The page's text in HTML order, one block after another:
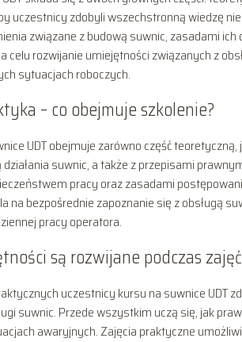
uczestnicy zdobyli wszechstronną wiedzę
związane z budową suwnic, zasadami
celu rozwijanie umiejętności związanych z
sytuacjach roboczych.
– co obejmuje szkolenie?
UDT obejmuje zarówno część
suwnic, a także z przepisami
pracy oraz zasadami
na bezpośrednie zapoznanie się z obsługą
pracy operatora.
są rozwijane podczas
uczestnicy kursu na suwnice UDT
suwnic. Przede wszystkim uczą się, jak
awaryjnych. Zajęcia praktyczne